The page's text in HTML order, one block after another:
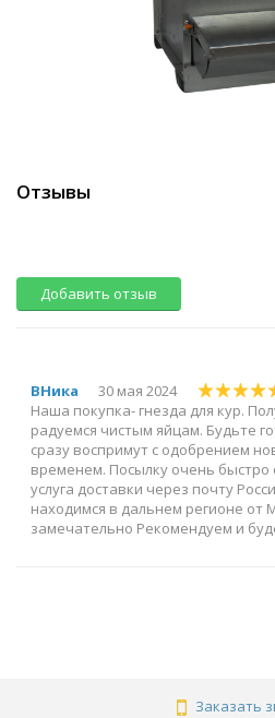
Отзывы
Добавить отзыв
ВНика
30 мая 2024
Наша покупка- гнезда для кур.
радуемся чистым яйцам. Будьте
сразу воспримут с одобрением
временем. Посылку очень быстро
услуга доставки через почту
находимся в дальнем регионе от
замечательно Рекомендуем и
Заказать